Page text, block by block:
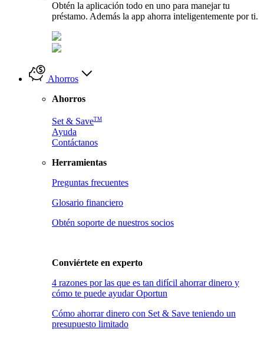
Obtén la aplicación todo en uno para manejar tu
préstamo. Además la app ahorra inteligentemente por ti.
Ahorros
Ahorros
Set & SaveTM
Ayuda
Contáctanos
Herramientas
Preguntas frecuentes
Glosario financiero
Obtén soporte de nuestros socios
Conviértete en experto
4 razones por las que es tan difícil ahorrar dinero y
cómo te puede ayudar Oportun
Cómo ahorrar dinero con Set & Save teniendo un
presupuesto limitado